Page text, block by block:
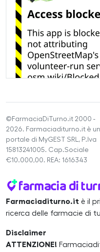
©FarmaciaDiTurno.it 2000 -
2026. Farmaciaditurno.it è un
portale di MyGEST SRL, P.Iva
15813241005. Cap.Sociale
€10.000,00. REA: 1616343
Farmaciaditurno.it è il
ricerca delle farmacie di
Disclaimer
ATTENZIONE!